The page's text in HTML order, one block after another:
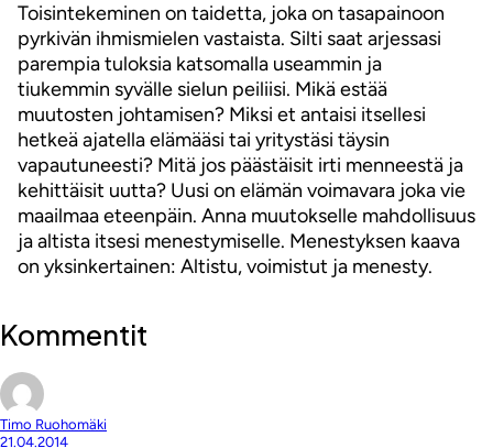
Toisintekeminen on taidetta, joka on tasapainoon
pyrkivän ihmismielen vastaista. Silti saat arjessasi
parempia tuloksia katsomalla useammin ja
tiukemmin syvälle sielun peiliisi. Mikä estää
muutosten johtamisen? Miksi et antaisi itsellesi
hetkeä ajatella elämääsi tai yritystäsi täysin
vapautuneesti? Mitä jos päästäisit irti menneestä ja
kehittäisit uutta? Uusi on elämän voimavara joka vie
maailmaa eteenpäin. Anna muutokselle mahdollisuus
ja altista itsesi menestymiselle. Menestyksen kaava
on yksinkertainen: Altistu, voimistut ja menesty.
Kommentit
Timo Ruohomäki
21.04.2014